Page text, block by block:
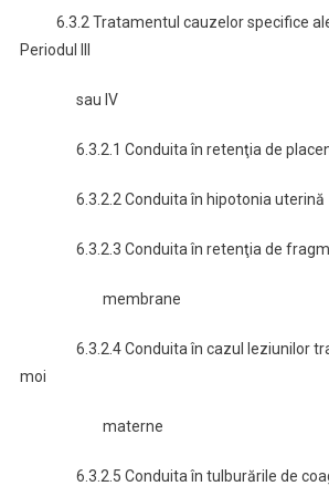
6.3.2 Tratamentul cauzelor specifice
Periodul III
sau IV
6.3.2.1 Conduita în retenţia de
6.3.2.2 Conduita în hipotonia uterină
6.3.2.3 Conduita în retenţia de
membrane
6.3.2.4 Conduita în cazul leziunilor
moi
materne
6.3.2.5 Conduita în tulburările de